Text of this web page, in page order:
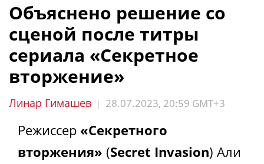
Объяснено решение со
сценой после титры
сериала «Секретное
вторжение»
Линар Гимашев | 28.07.2023, 20:59 GMT+3
Режиссер «Секретного
вторжения» (Secret Invasion) Али